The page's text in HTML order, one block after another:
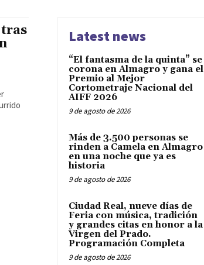
Latest news
“El fantasma de la quinta” se
corona en Almagro y gana el
Premio al Mejor
Cortometraje Nacional del
AIFF 2026
9 de agosto de 2026
Más de 3.500 personas se
rinden a Camela en Almagro
en una noche que ya es
historia
9 de agosto de 2026
Ciudad Real, nueve días de
Feria con música, tradición
y grandes citas en honor a la
Virgen del Prado.
Programación Completa
9 de agosto de 2026